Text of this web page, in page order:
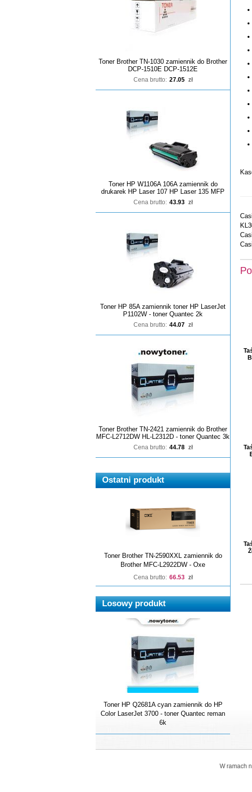
Toner Brother TN-1030 zamiennik do Brother
DCP-1510E DCP-1512E
Cena brutto: 27.05 zł
Toner HP W1106A 106A zamiennik do
drukarek HP Laser 107 HP Laser 135 MFP
Cena brutto: 43.93 zł
Toner HP 85A zamiennik toner HP LaserJet
P1102W - toner Quantec 2k
Cena brutto: 44.07 zł
Toner Brother TN-2421 zamiennik do Brother
MFC-L2712DW HL-L2312D - toner Quantec 3k
Cena brutto: 44.78 zł
Ostatni produkt
Toner Brother TN-2590XXL zamiennik do
Brother MFC-L2922DW - Oxe
Cena brutto: 66.53 zł
Losowy produkt
Toner HP Q2681A cyan zamiennik do HP
Color LaserJet 3700 - toner Quantec reman
6k
W ramach